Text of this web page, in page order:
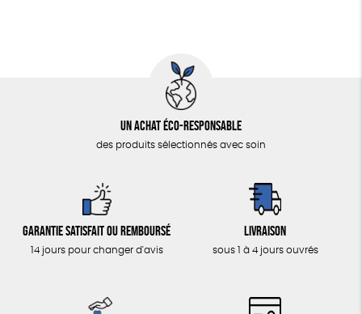
Un achat éco-responsable
des produits sélectionnés avec soin
Garantie satisfait ou remboursé
14 jours pour changer d'avis
Livraison
sous 1 à 4 jours ouvrés